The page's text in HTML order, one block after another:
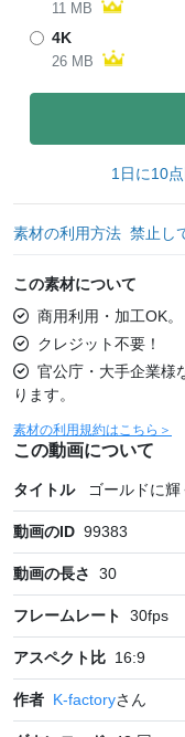
11 MB
4K
26 MB
1日に10
素材の利用方法 禁止し
この素材について
商用利用・加工OK。
クレジット不要！
官公庁・大手企業様
ります。
素材の利用規約はこちら＞
この動画について
タイトル ゴールドに
動画のID 99383
動画の長さ 30
フレームレート 30fps
アスペクト比 16:9
作者 K-factoryさん